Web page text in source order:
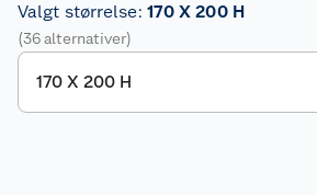
Valgt størrelse: 170 X 200 H
(36 alternativer)